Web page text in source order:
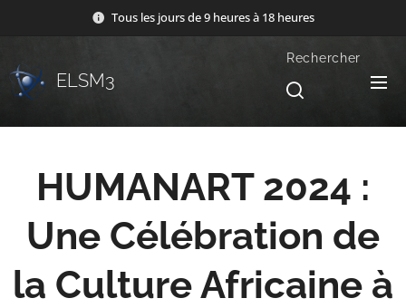
Tous les jours de 9 heures à 18 heures
ELSM3
Rechercher
HUMANART 2024 :
Une Célébration de
la Culture Africaine à